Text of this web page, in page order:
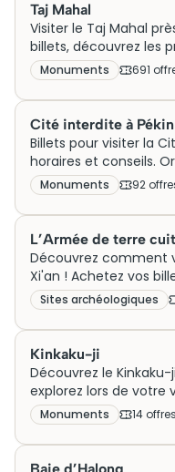
Taj Mahal
Visiter le Taj Mahal
billets, découvrez les
visite inoubliable aux
Monuments 691
Cité interdite à Pékin
Billets pour visiter la
horaires et conseils.
maintenant et
Monuments 92 offre
L’Armée de terre
Découvrez comment
Xi'an ! Achetez vos
votre visite dès
Sites archéologiques
Kinkaku-ji
Découvrez le
explorez lors de votre
pour une expérience
Monuments 14 offres